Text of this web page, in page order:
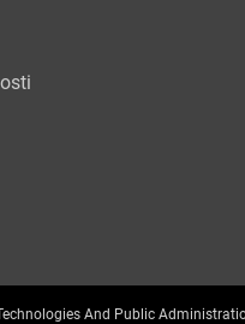
And Public